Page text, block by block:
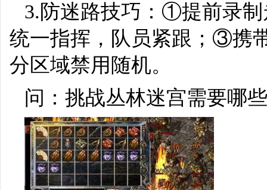
3.防迷路技巧：①提前录
统一指挥，队员紧跟；③携
分区域禁用随机。
问：挑战丛林迷宫需要哪